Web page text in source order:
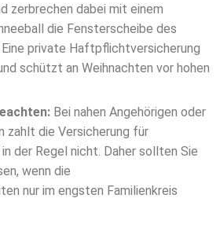
zerbrechen dabei mit einem
die Fensterscheibe des
private Haftpflichtversicherung
schützt an Weihnachten vor hohen
Bei nahen Angehörigen oder
zahlt die Versicherung für
der Regel nicht. Daher sollten Sie
wenn die
nur im engsten Familienkreis